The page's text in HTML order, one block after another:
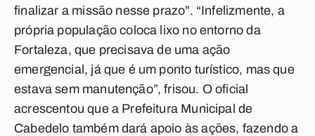
finalizar a missão nesse prazo”. “Infelizmente, a
própria população coloca lixo no entorno da
Fortaleza, que precisava de uma ação
emergencial, já que é um ponto turístico, mas que
estava sem manutenção”, frisou. O oficial
acrescentou que a Prefeitura Municipal de
Cabedelo também dará apoio às ações, fazendo a